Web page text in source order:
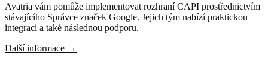
Avatria vám pomůže implementovat rozhraní CAPI prostřednictvím
stávajícího Správce značek Google. Jejich tým nabízí praktickou
integraci a také následnou podporu.
Další informace →